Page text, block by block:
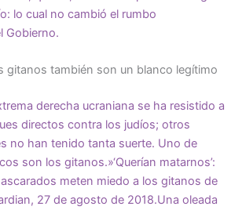
lo cual no cambió el rumbo
Gobierno.
gitanos también son un blanco legítimo
derecha ucraniana se ha resistido a
directos contra los judíos; otros
no han tenido tanta suerte. Uno de
son los gitanos.»‘Querían matarnos’:
meten miedo a los gitanos de
, 27 de agosto de 2018.Una oleada